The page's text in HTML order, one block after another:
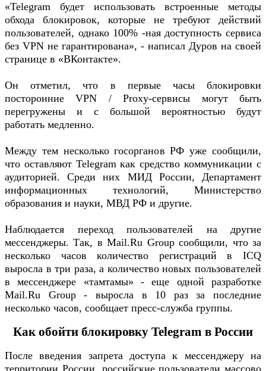
«Telegram будет использовать встроенные методы
обхода блокировок, которые не требуют действий
пользователей, однако 100% -ная доступность сервиса
без VPN не гарантирована», - написал Дуров на своей
странице в «ВКонтакте».
Он отметил, что в первые часы блокировки
посторонние VPN / Proxy-сервисы могут быть
перегружены и с большой вероятностью будут
работать медленно.
Между тем несколько госорганов РФ уже сообщили,
что оставляют Telegram как средство коммуникации с
аудиторией. Среди них МИД России, Департамент
информационных технологий, Министерство
образования и науки, МВД РФ и другие.
Наблюдается переход пользователей на другие
мессенджеры. Так, в Mail.Ru Group сообщили, что за
несколько часов количество регистраций в ICQ
выросла в три раза, а количество новых пользователей
в мессенджере «тамтамы» - еще одной разработке
Mail.Ru Group - выросла в 10 раз за последние
несколько часов, сообщает пресс-служба группы.
Как обойти блокировку Telegram в России
После введения запрета доступа к мессенджеру на